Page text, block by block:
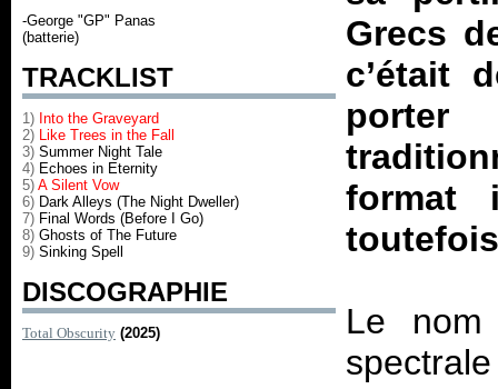
-George "GP" Panas
(batterie)
TRACKLIST
1) Into the Graveyard
2) Like Trees in the Fall
3) Summer Night Tale
4) Echoes in Eternity
5) A Silent Vow
6) Dark Alleys (The Night Dweller)
7) Final Words (Before I Go)
8) Ghosts of The Future
9) Sinking Spell
DISCOGRAPHIE
Total Obscurity (2025)
Grecs
c’était
porter
format
Le